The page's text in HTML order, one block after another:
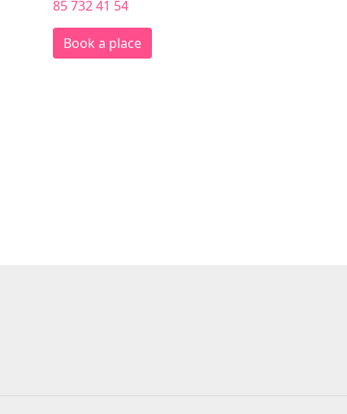
85 732 41 54
Book a place